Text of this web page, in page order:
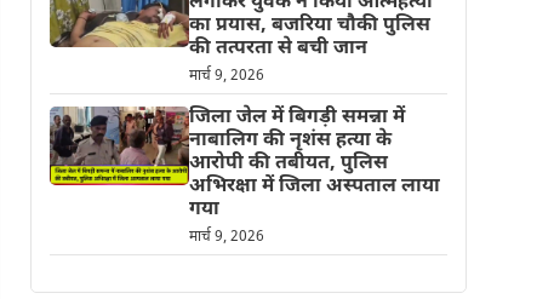
का प्रयास, बजरिया चौकी पुलिस
की तत्परता से बची जान
मार्च 9, 2026
जिला जेल में बिगड़ी समन्ना में
नाबालिग की नृशंस हत्या के
आरोपी की तबीयत, पुलिस
अभिरक्षा में जिला अस्पताल लाया
गया
मार्च 9, 2026